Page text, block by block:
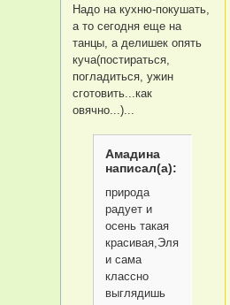
Надо на кухню-покушать,
а то сегодня еще на
танцы, а делишек опять
куча(постираться,
погладиться, ужин
сготовить...как
овячно...)...
Амадина
написал(а):
природа
радует и
осень такая
красивая,Эля
и сама
классно
выглядишь